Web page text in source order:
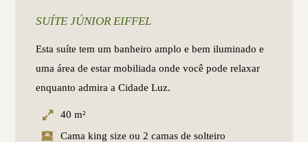
SUÍTE JÚNIOR EIFFEL
Esta suíte tem um banheiro amplo e bem iluminado e
uma área de estar mobiliada onde você pode relaxar
enquanto admira a Cidade Luz.
40 m²
Cama king size ou 2 camas de solteiro